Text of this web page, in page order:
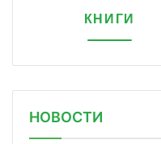
КНИГИ
НОВОСТИ